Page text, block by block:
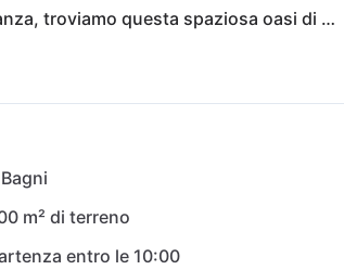
troviamo questa spaziosa oasi di
e su altre bellissime isole della regione
vivere qui! L'isola di Murter è
gli aeroporti di Zara e Spalato distano
m² di terreno
entro le 10:00